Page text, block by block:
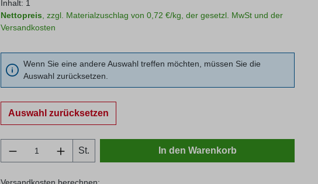
Inhalt: 1
Nettopreis , zzgl. Materialzuschlag von 0,72 €/kg, der gesetzl. MwSt und der
Versandkosten
Wenn Sie eine andere Auswahl treffen möchten, müssen Sie die
Auswahl zurücksetzen.
Auswahl zurücksetzen
Produkt Anzahl: Gib den gewünschten Wert ein
St. In den Warenkorb